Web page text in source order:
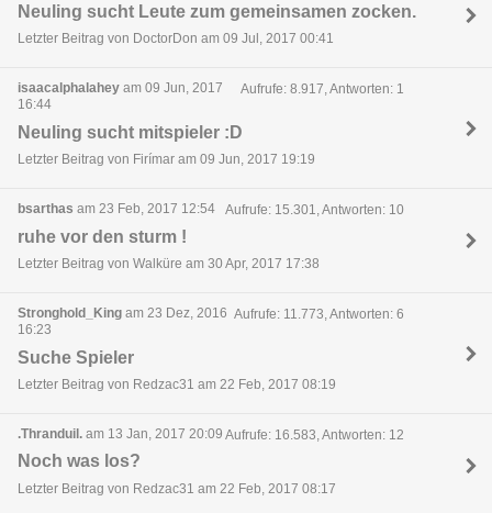
Neuling sucht Leute zum gemeinsamen zocken.
Letzter Beitrag von DoctorDon am 09 Jul, 2017 00:41
isaacalphalahey am 09 Jun, 2017
16:44
Aufrufe: 8.917, Antworten: 1
Neuling sucht mitspieler :D
Letzter Beitrag von Firímar am 09 Jun, 2017 19:19
bsarthas am 23 Feb, 2017 12:54 Aufrufe: 15.301, Antworten: 10
ruhe vor den sturm !
Letzter Beitrag von Walküre am 30 Apr, 2017 17:38
Stronghold_King am 23 Dez, 2016
16:23
Aufrufe: 11.773, Antworten: 6
Suche Spieler
Letzter Beitrag von Redzac31 am 22 Feb, 2017 08:19
.Thranduil. am 13 Jan, 2017 20:09 Aufrufe: 16.583, Antworten: 12
Noch was los?
Letzter Beitrag von Redzac31 am 22 Feb, 2017 08:17